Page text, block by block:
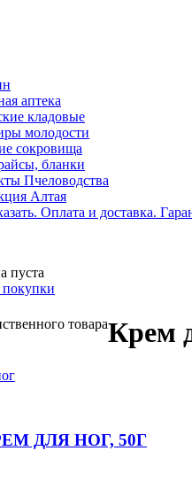
аптека
кладовые
молодости
сокровища
бланки
Пчеловодства
Алтая
Оплата и доставка.
пуста
товараКрем
ДЛЯ НОГ, 50Г